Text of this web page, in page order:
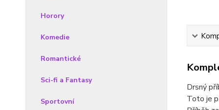
Horory
Komedie
Romantické
Sci-fi a Fantasy
Sportovní
Drsný
Toto je